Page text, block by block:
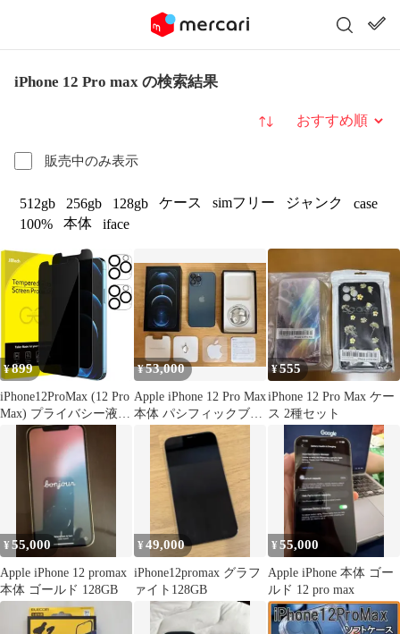
iPhone 12 Pro max の検索結果
販売中のみ表示
並び替え
512gb 256gb 128gb ケース simフリー ジャンク
case
100%
本体 iface
¥899
iPhone12ProMax (12 Pro
Max) プライバシー液晶
保護フィルム+カメラフ
ィルム 6.7インチ 覗き
見防止 強化ガラスフィ
ルム 2枚+2枚セット R6
¥53,000
Apple iPhone 12 Pro Max
本体 パシフィックブル
¥555
iPhone 12 Pro Max ケー
ス 2種セット
¥55,000
Apple iPhone 12 promax
本体 ゴールド 128GB
¥49,000
iPhone12promax グラフ
ァイト128GB
¥55,000
Apple iPhone 本体 ゴー
ルド 12 pro max